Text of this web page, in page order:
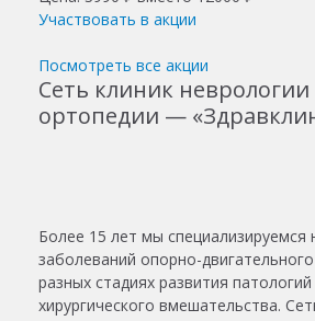
Участвовать в акции
Посмотреть все акции
Сеть клиник неврологии
ортопедии —
Более 15 лет мы специализируемся
заболеваний опорно-
разных стадиях развития патологий
хирургического вмешательства.